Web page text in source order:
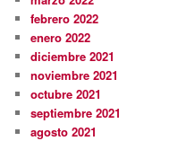
febrero 2022
enero 2022
diciembre 2021
noviembre 2021
octubre 2021
septiembre 2021
agosto 2021